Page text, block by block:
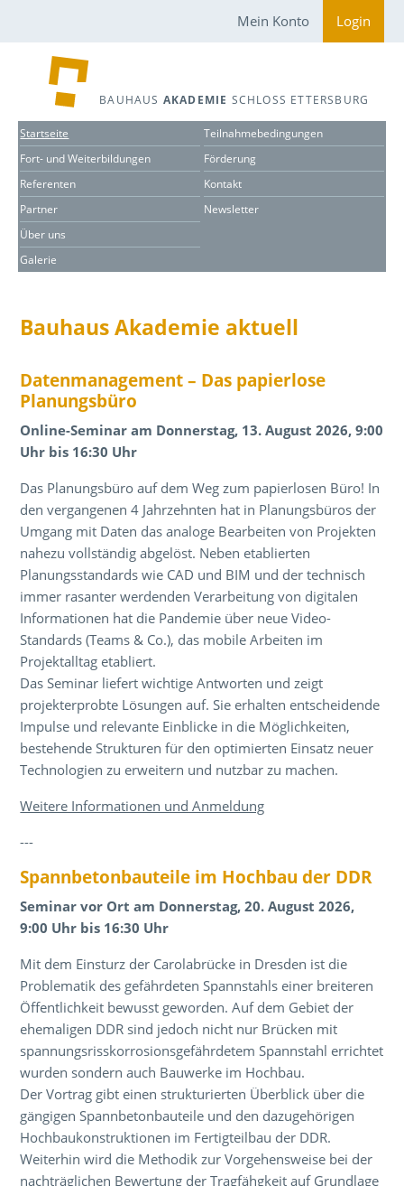
Mein Konto Login
BAUHAUS AKADEMIE SCHLOSS ETTERSBURG
Startseite
Fort- und Weiterbildungen
Referenten
Partner
Über uns
Galerie
Teilnahmebedingungen
Förderung
Kontakt
Newsletter
Bauhaus Akademie aktuell
Datenmanagement – Das papierlose
Planungsbüro
Online-Seminar am Donnerstag, 13. August 2026, 9:00
Uhr bis 16:30 Uhr
Das Planungsbüro auf dem Weg zum papierlosen Büro! In
den vergangenen 4 Jahrzehnten hat in Planungsbüros der
Umgang mit Daten das analoge Bearbeiten von Projekten
nahezu vollständig abgelöst. Neben etablierten
Planungsstandards wie CAD und BIM und der technisch
immer rasanter werdenden Verarbeitung von digitalen
Informationen hat die Pandemie über neue Video-
Standards (Teams & Co.), das mobile Arbeiten im
Projektalltag etabliert.
Das Seminar liefert wichtige Antworten und zeigt
projekterprobte Lösungen auf. Sie erhalten entscheidende
Impulse und relevante Einblicke in die Möglichkeiten,
bestehende Strukturen für den optimierten Einsatz neuer
Technologien zu erweitern und nutzbar zu machen.
Weitere Informationen und Anmeldung
---
Spannbetonbauteile im Hochbau der DDR
Seminar vor Ort am Donnerstag, 20. August 2026,
9:00 Uhr bis 16:30 Uhr
Mit dem Einsturz der Carolabrücke in Dresden ist die
Problematik des gefährdeten Spannstahls einer breiteren
Öffentlichkeit bewusst geworden. Auf dem Gebiet der
ehemaligen DDR sind jedoch nicht nur Brücken mit
spannungsrisskorrosionsgefährdetem Spannstahl errichtet
wurden sondern auch Bauwerke im Hochbau.
Der Vortrag gibt einen strukturierten Überblick über die
gängigen Spannbetonbauteile und den dazugehörigen
Hochbaukonstruktionen im Fertigteilbau der DDR.
Weiterhin wird die Methodik zur Vorgehensweise bei der
nachträglichen Bewertung der Tragfähgkeit auf Grundlage